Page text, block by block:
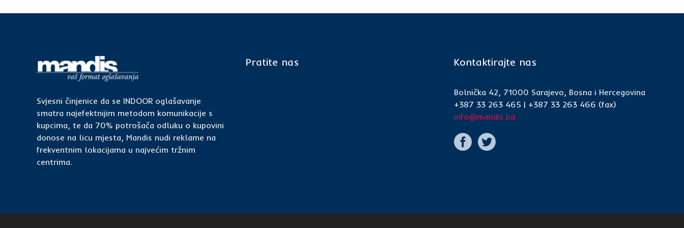
Svjesni činjenice da se INDOOR oglašavanje
smatra najefektnijim metodom komunikacije s
kupcima, te da 70% potrošača odluku o kupovini
donose na licu mjesta, Mandis nudi reklame na
frekventnim lokacijama u najvećim tržnim
centrima.
Pratite nas Kontaktirajte nas
Bolnička 42, 71000 Sarajevo, Bosna i Hercegovina
+387 33 263 465 | +387 33 263 466 (fax)
info@mandis.ba